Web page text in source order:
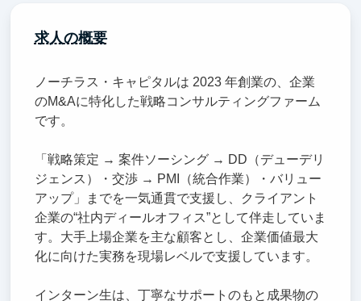
求人の概要
ノーチラス・キャピタルは 2023 年創業の、企業
のM&Aに特化した戦略コンサルティングファーム
です。
「戦略策定 → 案件ソーシング → DD（デューデリ
ジェンス）・交渉 → PMI（統合作業）・バリュー
アップ」までを一気通貫で支援し、クライアント
企業の“社内ディールオフィス”として伴走していま
す。大手上場企業を主な顧客とし、企業価値最大
化に向けた実務を現場レベルで支援しています。
インターン生は、丁寧なサポートのもと成果物の